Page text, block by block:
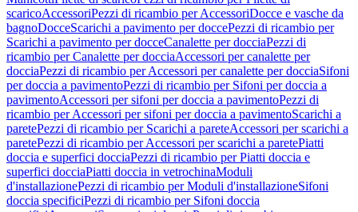
scaricoAccessoriPezzi di ricambio per AccessoriDocce e vasche da
bagnoDocceScarichi a pavimento per doccePezzi di ricambio per
Scarichi a pavimento per docceCanalette per docciaPezzi di
ricambio per Canalette per docciaAccessori per canalette per
docciaPezzi di ricambio per Accessori per canalette per docciaSifoni
per doccia a pavimentoPezzi di ricambio per Sifoni per doccia a
pavimentoAccessori per sifoni per doccia a pavimentoPezzi di
ricambio per Accessori per sifoni per doccia a pavimentoScarichi a
paretePezzi di ricambio per Scarichi a pareteAccessori per scarichi a
paretePezzi di ricambio per Accessori per scarichi a paretePiatti
doccia e superfici docciaPezzi di ricambio per Piatti doccia e
superfici docciaPiatti doccia in vetrochinaModuli
d'installazionePezzi di ricambio per Moduli d'installazioneSifoni
doccia specificiPezzi di ricambio per Sifoni doccia